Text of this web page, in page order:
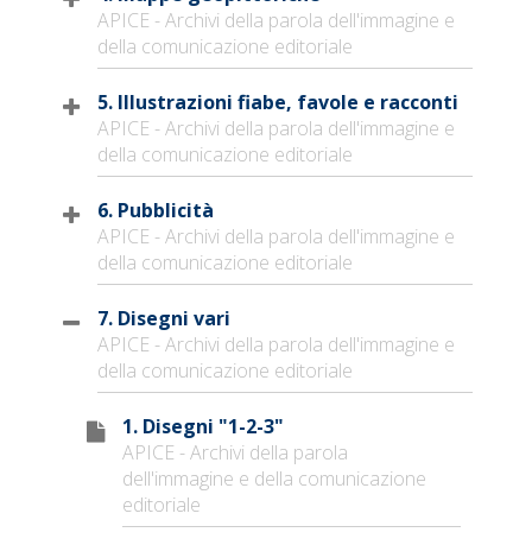
APICE - Archivi della parola dell'immagine e
della comunicazione editoriale
5. Illustrazioni fiabe, favole e racconti
APICE - Archivi della parola dell'immagine e
della comunicazione editoriale
6. Pubblicità
APICE - Archivi della parola dell'immagine e
della comunicazione editoriale
7. Disegni vari
APICE - Archivi della parola dell'immagine e
della comunicazione editoriale
1. Disegni "1-2-3"
APICE - Archivi della parola
dell'immagine e della comunicazione
editoriale